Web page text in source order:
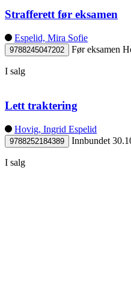
Strafferett før eksamen
Espelid, Mira Sofie
9788245047202 Før eksamen
I salg
Lett traktering
Hovig, Ingrid Espelid
9788252184389 Innbundet
I salg